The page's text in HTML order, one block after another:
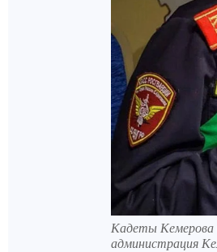
Кадеты Кемерова
администрация